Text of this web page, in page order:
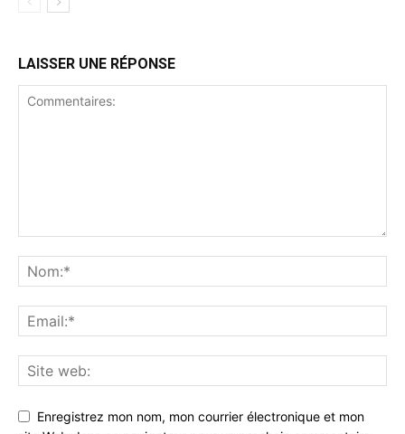
LAISSER UNE RÉPONSE
Enregistrez mon nom, mon courrier électronique et mon